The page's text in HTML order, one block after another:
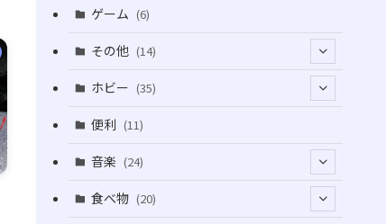
(1)
(3)
(4)
(12)
(4)
(6)
(75)
ゲーム (6)
その他 (14)
(1)
ホビー (35)
便利 (11)
音楽 (24)
(18)
食べ物 (20)